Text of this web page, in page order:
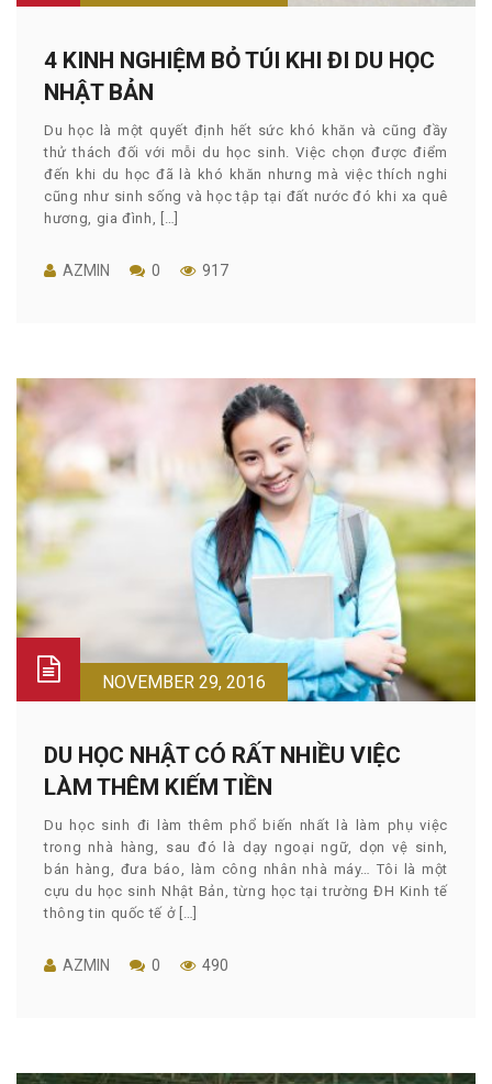
4 KINH NGHIỆM BỎ TÚI KHI ĐI DU HỌC
NHẬT BẢN
Du học là một quyết định hết sức khó khăn và cũng đầy
thử thách đối với mỗi du học sinh. Việc chọn được điểm
đến khi du học đã là khó khăn nhưng mà việc thích nghi
cũng như sinh sống và học tập tại đất nước đó khi xa quê
hương, gia đình, […]
AZMIN 0 917
NOVEMBER 29, 2016
DU HỌC NHẬT CÓ RẤT NHIỀU VIỆC
LÀM THÊM KIẾM TIỀN
Du học sinh đi làm thêm phổ biến nhất là làm phụ việc
trong nhà hàng, sau đó là dạy ngoại ngữ, dọn vệ sinh,
bán hàng, đưa báo, làm công nhân nhà máy… Tôi là một
cựu du học sinh Nhật Bản, từng học tại trường ĐH Kinh tế
thông tin quốc tế ở […]
AZMIN 0 490